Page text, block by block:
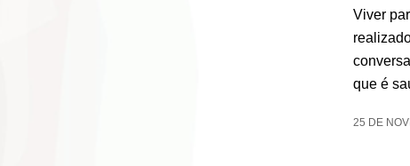
Viver
que é
25 DE